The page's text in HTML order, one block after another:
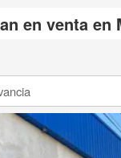
en venta en